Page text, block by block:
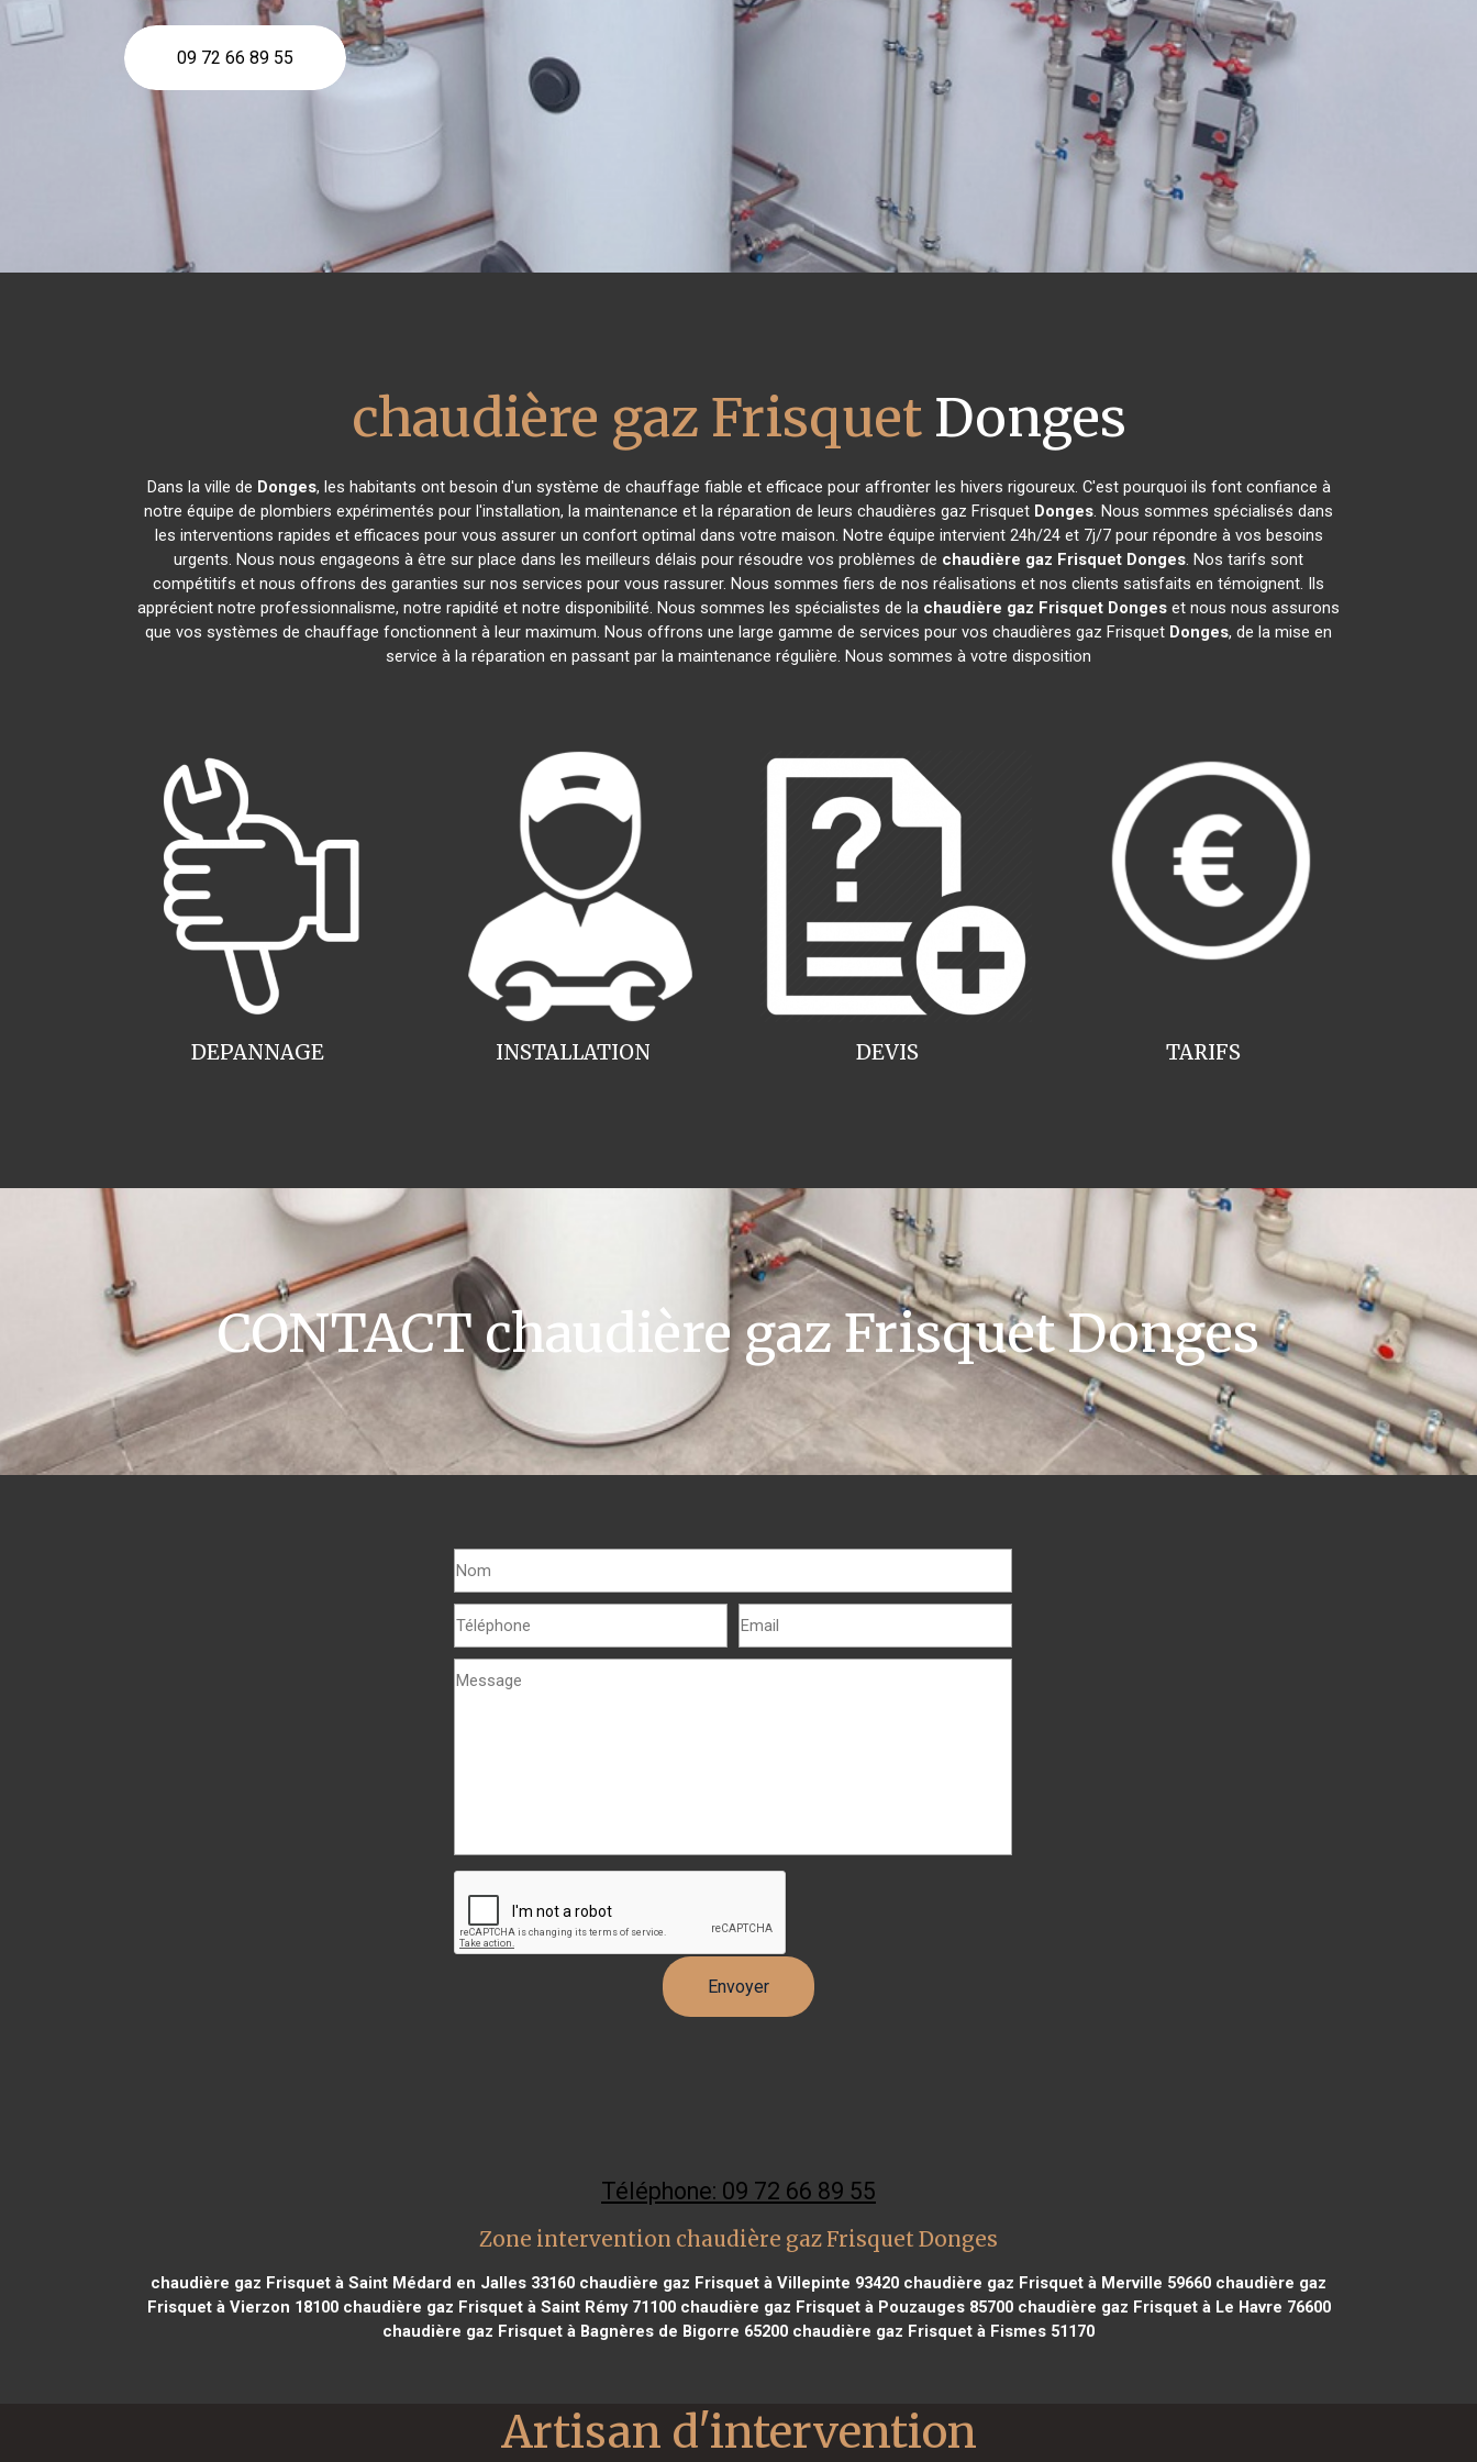
09 72 66 89 55
chaudière gaz FrisquetDonges
Dans la ville de Donges, les habitants ont besoin d'un système de chauffage fiable et efficace pour affronter les hivers rigoureux. C'est pourquoi ils font confiance à
notre équipe de plombiers expérimentés pour l'installation, la maintenance et la réparation de leurs chaudières gaz Frisquet Donges. Nous sommes spécialisés dans
les interventions rapides et efficaces pour vous assurer un confort optimal dans votre maison. Notre équipe intervient 24h/24 et 7j/7 pour répondre à vos besoins
urgents. Nous nous engageons à être sur place dans les meilleurs délais pour résoudre vos problèmes de chaudière gaz Frisquet Donges. Nos tarifs sont
compétitifs et nous offrons des garanties sur nos services pour vous rassurer. Nous sommes fiers de nos réalisations et nos clients satisfaits en témoignent. Ils
apprécient notre professionnalisme, notre rapidité et notre disponibilité. Nous sommes les spécialistes de la chaudière gaz Frisquet Donges et nous nous assurons
que vos systèmes de chauffage fonctionnent à leur maximum. Nous offrons une large gamme de services pour vos chaudières gaz Frisquet Donges, de la mise en
service à la réparation en passant par la maintenance régulière. Nous sommes à votre disposition
INSTALLATION
DEPANNAGE TARIFS
DEVIS
CONTACT chaudière gaz Frisquet Donges
Téléphone: 09 72 66 89 55
Zone intervention chaudière gaz Frisquet Donges
chaudière gaz Frisquet à Saint Médard en Jalles 33160 chaudière gaz Frisquet à Villepinte 93420 chaudière gaz Frisquet à Merville 59660 chaudière gaz
Frisquet à Vierzon 18100chaudière gaz Frisquet à Saint Rémy 71100chaudière gaz Frisquet à Pouzauges 85700chaudière gaz Frisquet à Le Havre 76600
chaudière gaz Frisquet à Bagnères de Bigorre 65200 chaudière gaz Frisquet à Fismes 51170
Artisan d'intervention